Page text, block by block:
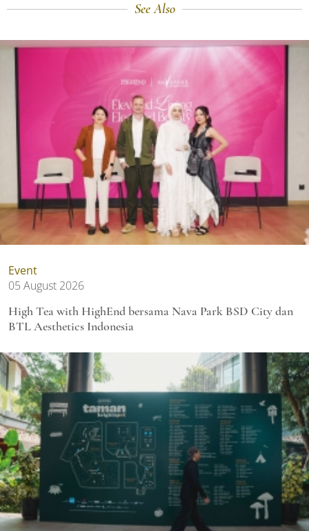
See Also
Event
05 August 2026
High Tea with HighEnd bersama Nava Park BSD City dan
BTL Aesthetics Indonesia